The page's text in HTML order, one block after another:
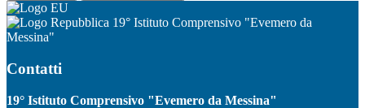
19° Istituto Comprensivo "Evemero da
Messina"
Contatti
19° Istituto Comprensivo "Evemero da Messina"